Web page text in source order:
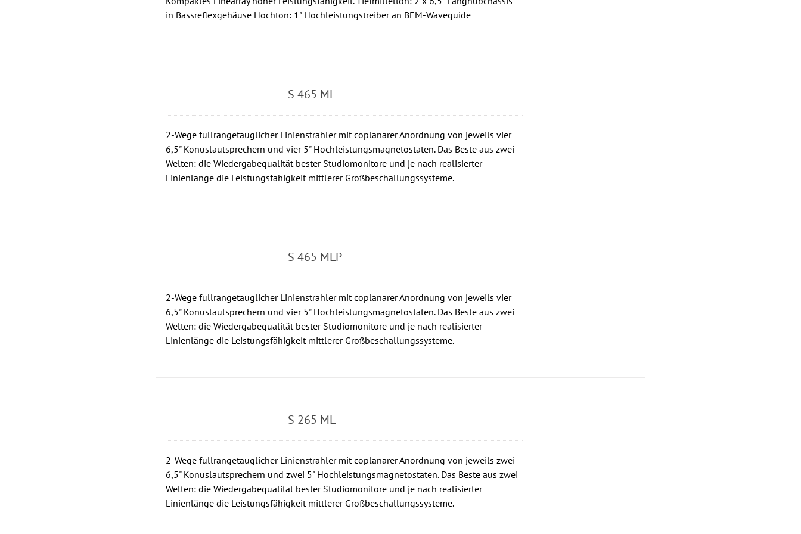
in Bassreflexgehäuse Hochton: 1" Hochleistungstreiber an BEM-Waveguide
S 465 ML
2-Wege fullrangetauglicher Linienstrahler mit coplanarer Anordnung von jeweils vier
6,5" Konuslautsprechern und vier 5" Hochleistungsmagnetostaten. Das Beste aus zwei
Welten: die Wiedergabequalität bester Studiomonitore und je nach realisierter
Linienlänge die Leistungsfähigkeit mittlerer Großbeschallungssysteme.
S 465 MLP
2-Wege fullrangetauglicher Linienstrahler mit coplanarer Anordnung von jeweils vier
6,5" Konuslautsprechern und vier 5" Hochleistungsmagnetostaten. Das Beste aus zwei
Welten: die Wiedergabequalität bester Studiomonitore und je nach realisierter
Linienlänge die Leistungsfähigkeit mittlerer Großbeschallungssysteme.
S 265 ML
2-Wege fullrangetauglicher Linienstrahler mit coplanarer Anordnung von jeweils zwei
6,5" Konuslautsprechern und zwei 5" Hochleistungsmagnetostaten. Das Beste aus zwei
Welten: die Wiedergabequalität bester Studiomonitore und je nach realisierter
Linienlänge die Leistungsfähigkeit mittlerer Großbeschallungssysteme.